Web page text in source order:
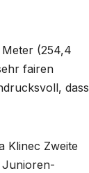
(254,4
fairen
dass
Klinec Zweite
Junioren-